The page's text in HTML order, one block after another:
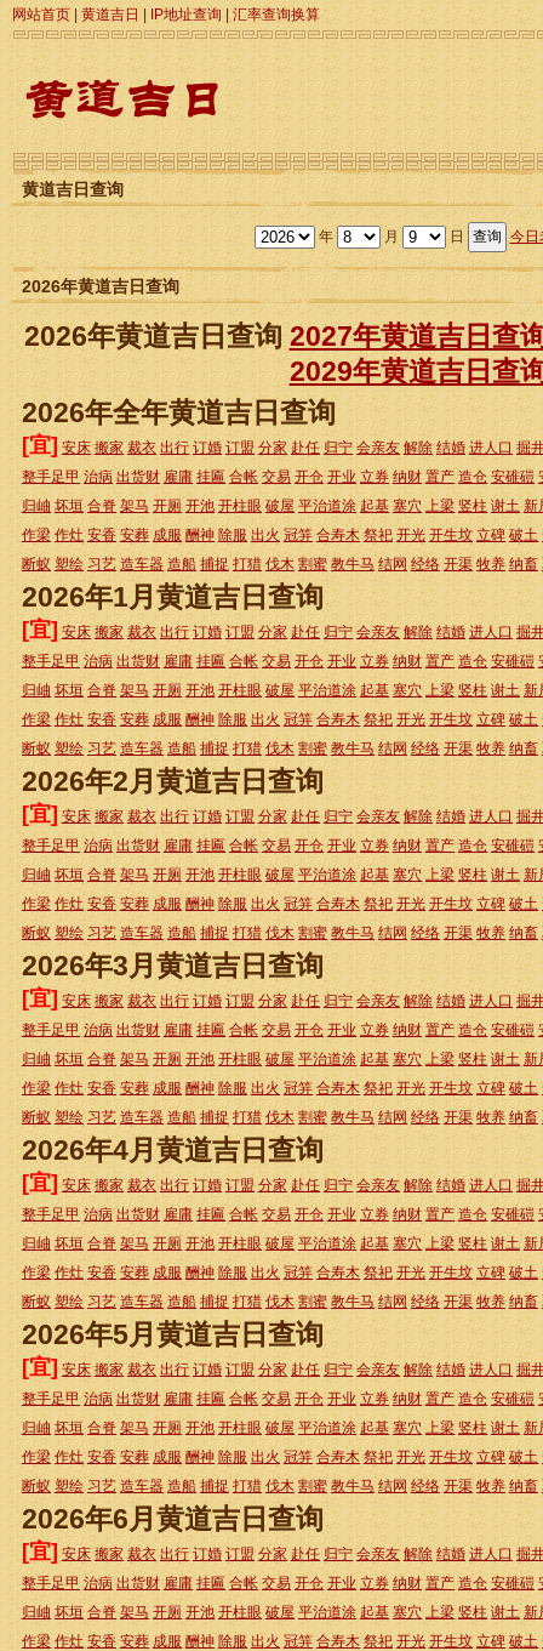
网站首页|黄道吉日| IP地址查询 |汇率查询换算
黄道吉日查询
年 月 日 今日
2026年黄道吉日查询
2026年黄道吉日查询 2027年黄道吉日查
2029年黄道吉日查
2026年全年黄道吉日查询
[宜] 安床 搬家 裁衣 出行 订婚 订盟 分家 赴任 归宁 会亲友 解除 结婚 进人口 掘
整手足甲 治病 出货财 雇庸 挂匾 合帐 交易 开仓 开业 立券 纳财 置产 造仓 安碓磑
归岫 坏垣 合脊 架马 开厕 开池 开柱眼 破屋 平治道涂 起基 塞穴 上梁 竖柱 谢土 新
作梁 作灶 安香 安葬 成服 酬神 除服 出火 冠笄 合寿木 祭祀 开光 开生坟 立碑 破土
断蚁 塑绘 习艺 造车器 造船 捕捉 打猎 伐木 割蜜 教牛马 结网 经络 开渠 牧养 纳畜
2026年1月黄道吉日查询
[宜] 安床 搬家 裁衣 出行 订婚 订盟 分家 赴任 归宁 会亲友 解除 结婚 进人口 掘
整手足甲 治病 出货财 雇庸 挂匾 合帐 交易 开仓 开业 立券 纳财 置产 造仓 安碓磑
归岫 坏垣 合脊 架马 开厕 开池 开柱眼 破屋 平治道涂 起基 塞穴 上梁 竖柱 谢土 新
作梁 作灶 安香 安葬 成服 酬神 除服 出火 冠笄 合寿木 祭祀 开光 开生坟 立碑 破土
断蚁 塑绘 习艺 造车器 造船 捕捉 打猎 伐木 割蜜 教牛马 结网 经络 开渠 牧养 纳畜
2026年2月黄道吉日查询
[宜] 安床 搬家 裁衣 出行 订婚 订盟 分家 赴任 归宁 会亲友 解除 结婚 进人口 掘
整手足甲 治病 出货财 雇庸 挂匾 合帐 交易 开仓 开业 立券 纳财 置产 造仓 安碓磑
归岫 坏垣 合脊 架马 开厕 开池 开柱眼 破屋 平治道涂 起基 塞穴 上梁 竖柱 谢土 新
作梁 作灶 安香 安葬 成服 酬神 除服 出火 冠笄 合寿木 祭祀 开光 开生坟 立碑 破土
断蚁 塑绘 习艺 造车器 造船 捕捉 打猎 伐木 割蜜 教牛马 结网 经络 开渠 牧养 纳畜
2026年3月黄道吉日查询
[宜] 安床 搬家 裁衣 出行 订婚 订盟 分家 赴任 归宁 会亲友 解除 结婚 进人口 掘
整手足甲 治病 出货财 雇庸 挂匾 合帐 交易 开仓 开业 立券 纳财 置产 造仓 安碓磑
归岫 坏垣 合脊 架马 开厕 开池 开柱眼 破屋 平治道涂 起基 塞穴 上梁 竖柱 谢土 新
作梁 作灶 安香 安葬 成服 酬神 除服 出火 冠笄 合寿木 祭祀 开光 开生坟 立碑 破土
断蚁 塑绘 习艺 造车器 造船 捕捉 打猎 伐木 割蜜 教牛马 结网 经络 开渠 牧养 纳畜
2026年4月黄道吉日查询
[宜] 安床 搬家 裁衣 出行 订婚 订盟 分家 赴任 归宁 会亲友 解除 结婚 进人口 掘
整手足甲 治病 出货财 雇庸 挂匾 合帐 交易 开仓 开业 立券 纳财 置产 造仓 安碓磑
归岫 坏垣 合脊 架马 开厕 开池 开柱眼 破屋 平治道涂 起基 塞穴 上梁 竖柱 谢土 新
作梁 作灶 安香 安葬 成服 酬神 除服 出火 冠笄 合寿木 祭祀 开光 开生坟 立碑 破土
断蚁 塑绘 习艺 造车器 造船 捕捉 打猎 伐木 割蜜 教牛马 结网 经络 开渠 牧养 纳畜
2026年5月黄道吉日查询
[宜] 安床 搬家 裁衣 出行 订婚 订盟 分家 赴任 归宁 会亲友 解除 结婚 进人口 掘
整手足甲 治病 出货财 雇庸 挂匾 合帐 交易 开仓 开业 立券 纳财 置产 造仓 安碓磑
归岫 坏垣 合脊 架马 开厕 开池 开柱眼 破屋 平治道涂 起基 塞穴 上梁 竖柱 谢土 新
作梁 作灶 安香 安葬 成服 酬神 除服 出火 冠笄 合寿木 祭祀 开光 开生坟 立碑 破土
断蚁 塑绘 习艺 造车器 造船 捕捉 打猎 伐木 割蜜 教牛马 结网 经络 开渠 牧养 纳畜
2026年6月黄道吉日查询
[宜] 安床 搬家 裁衣 出行 订婚 订盟 分家 赴任 归宁 会亲友 解除 结婚 进人口 掘
整手足甲 治病 出货财 雇庸 挂匾 合帐 交易 开仓 开业 立券 纳财 置产 造仓 安碓磑
归岫 坏垣 合脊 架马 开厕 开池 开柱眼 破屋 平治道涂 起基 塞穴 上梁 竖柱 谢土 新
作梁 作灶 安香 安葬 成服 酬神 除服 出火 冠笄 合寿木 祭祀 开光 开生坟 立碑 破土